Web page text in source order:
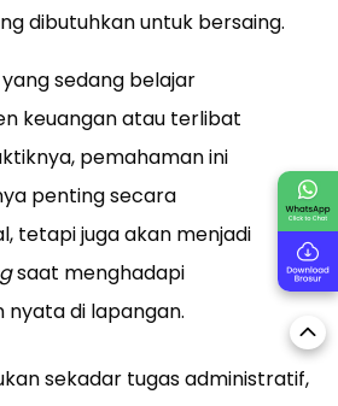
dibutuhkan untuk bersaing.
yang sedang belajar
keuangan atau terlibat
pemahaman ini
penting secara
tetapi juga akan menjadi
saat menghadapi
di lapangan.
sekadar tugas administratif,